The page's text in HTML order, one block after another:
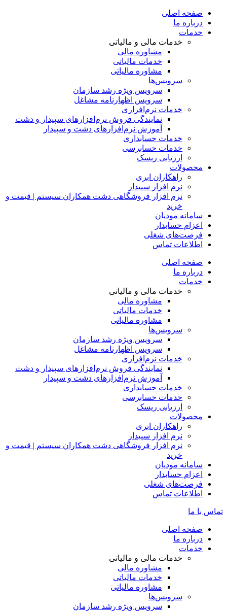
صفحه اصلی
درباره ما
خدمات
خدمات مالی و مالیاتی
مشاوره مالی
خدمات مالیاتی
مشاوره مالیاتی
سرویس‌ها
سرویس ویژه رشد سازمان
سرویس اظهارنامه مشاغل
خدمات نرم‌افزاری
نمایندگی فروش نرم‌افزارهای سپیدار و دشت
آموزش نرم‌افزارهای دشت و سپیدار
خدمات حسابداری
خدمات حسابرسی
ارزیابی ریسک
محصولات
راهکاران ابری
نرم افزار سپیدار
نرم افزار فروشگاهی دشت همکاران سیستم | قیمت و
خرید
سامانه مودیان
اعزام حسابدار
فرصت‌های شغلی
اطلاعات تماس
صفحه اصلی
درباره ما
خدمات
خدمات مالی و مالیاتی
مشاوره مالی
خدمات مالیاتی
مشاوره مالیاتی
سرویس‌ها
سرویس ویژه رشد سازمان
سرویس اظهارنامه مشاغل
خدمات نرم‌افزاری
نمایندگی فروش نرم‌افزارهای سپیدار و دشت
آموزش نرم‌افزارهای دشت و سپیدار
خدمات حسابداری
خدمات حسابرسی
ارزیابی ریسک
محصولات
راهکاران ابری
نرم افزار سپیدار
نرم افزار فروشگاهی دشت همکاران سیستم | قیمت و
خرید
سامانه مودیان
اعزام حسابدار
فرصت‌های شغلی
اطلاعات تماس
تماس با ما
صفحه اصلی
درباره ما
خدمات
خدمات مالی و مالیاتی
مشاوره مالی
خدمات مالیاتی
مشاوره مالیاتی
سرویس‌ها
سرویس ویژه رشد سازمان